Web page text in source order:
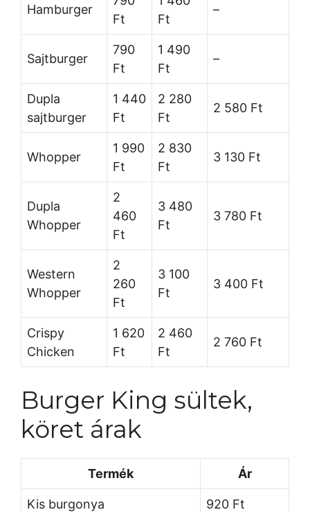
Hamburger
Ft
Ft
–
Sajtburger
790
Ft
1 490
Ft
–
Dupla
sajtburger
1 440
Ft
2 280
Ft
2 580 Ft
Whopper
1 990
Ft
2 830
Ft
3 130 Ft
Dupla
Whopper
2
460
Ft
3 480
Ft
3 780 Ft
Western
Whopper
2
260
Ft
3 100
Ft
3 400 Ft
Crispy
Chicken
1 620
Ft
2 460
Ft
2 760 Ft
Burger King sültek,
köret árak
Termék Ár
Kis burgonya 920 Ft